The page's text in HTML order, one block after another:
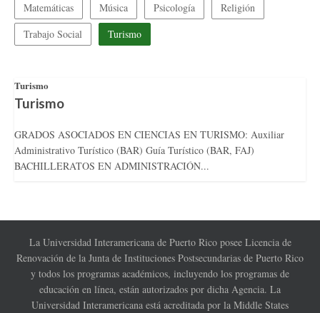
Matemáticas
Música Psicología
Religión
Trabajo Social
Turismo
Turismo
Turismo
GRADOS ASOCIADOS EN CIENCIAS EN TURISMO: Auxiliar
Administrativo Turístico (BAR) Guía Turístico (BAR, FAJ)
BACHILLERATOS EN ADMINISTRACIÓN...
La Universidad Interamericana de Puerto Rico posee Licencia de
Renovación de la Junta de Instituciones Postsecundarias de Puerto Rico
y todos los programas académicos, incluyendo los programas de
educación en línea, están autorizados por dicha Agencia. La
Universidad Interamericana está acreditada por la Middle States